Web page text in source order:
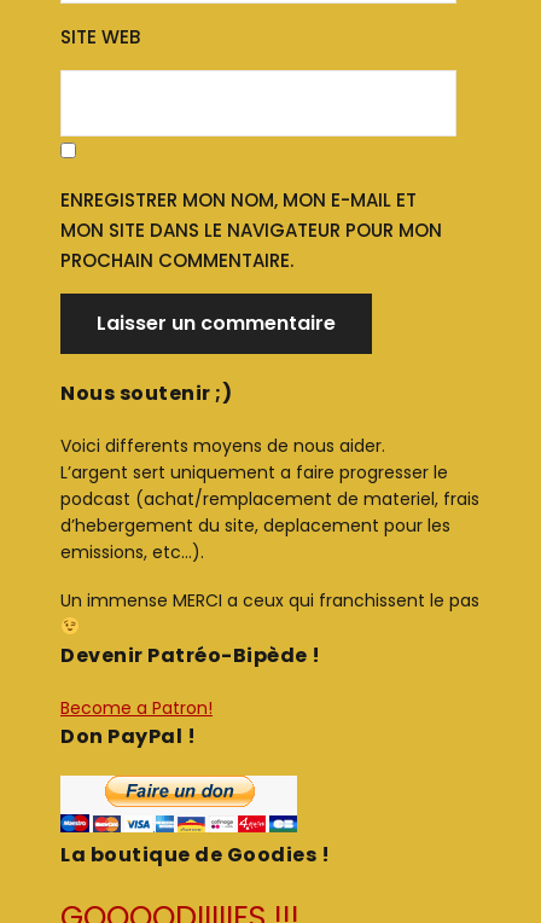
SITE WEB
ENREGISTRER MON NOM, MON E-MAIL ET
MON SITE DANS LE NAVIGATEUR POUR MON
PROCHAIN COMMENTAIRE.
Nous soutenir ;)
Voici differents moyens de nous aider.
L’argent sert uniquement a faire progresser le
podcast (achat/remplacement de materiel, frais
d’hebergement du site, deplacement pour les
emissions, etc…).
Un immense MERCI a ceux qui franchissent le pas
Devenir Patréo-Bipède !
Become a Patron!
Don PayPal !
La boutique de Goodies !